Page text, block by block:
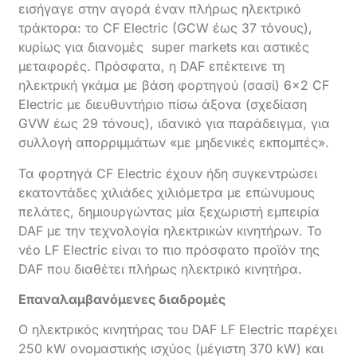
εισήγαγε στην αγορά έναν πλήρως ηλεκτρικό
τράκτορα: το CF Electric (GCW έως 37 τόνους),
κυρίως για διανομές super markets και αστικές
μεταφορές. Πρόσφατα, η DAF επέκτεινε τη
ηλεκτρική γκάμα με βάση φορτηγού (σασί) 6×2 CF
Electric με διευθυντήριο πίσω άξονα (σχεδίαση
GVW έως 29 τόνους), ιδανικό για παράδειγμα, για
συλλογή απορριμμάτων «με μηδενικές εκπομπές».
Τα φορτηγά CF Electric έχουν ήδη συγκεντρώσει
εκατοντάδες χιλιάδες χιλιόμετρα με επώνυμους
πελάτες, δημιουργώντας μία ξεχωριστή εμπειρία
DAF με την τεχνολογία ηλεκτρικών κινητήρων. Το
νέο LF Electric είναι το πιο πρόσφατο προϊόν της
DAF που διαθέτει πλήρως ηλεκτρικό κινητήρα.
Επαναλαμβανόμενες διαδρομές
Ο ηλεκτρικός κινητήρας του DAF LF Electric παρέχει
250 kW ονομαστικής ισχύος (μέγιστη 370 kW) και